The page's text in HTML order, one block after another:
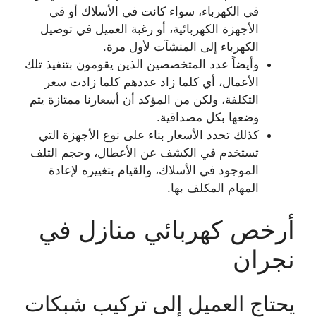
في الكهرباء، سواء كانت في الأسلاك أو في
الأجهزة الكهربائية، أو رغبة العميل في توصيل
الكهرباء إلى المنشآت لأول مرة.
وأيضاً عدد المتخصصين الذين يقومون بتنفيذ تلك
الأعمال، أي كلما زاد عددهم كلما زادت سعر
التكلفة، ولكن من المؤكد أن أسعارنا ممتازة يتم
وضعها بكل مصداقية.
كذلك تحدد الأسعار بناء على نوع الأجهزة التي
تستخدم في الكشف عن الأعطال، وحجم التلف
الموجود في الأسلاك، والقيام بتغييره لإعادة
المهام المكلف بها.
أرخص كهربائي منازل في
نجران
يحتاج العميل إلى تركيب شبكات